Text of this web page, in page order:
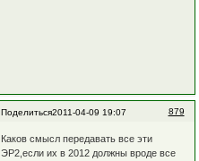
Поделиться 879
2011-04-09 19:07
Каков смысл передавать все эти
ЭР2,если их в 2012 должны вроде все